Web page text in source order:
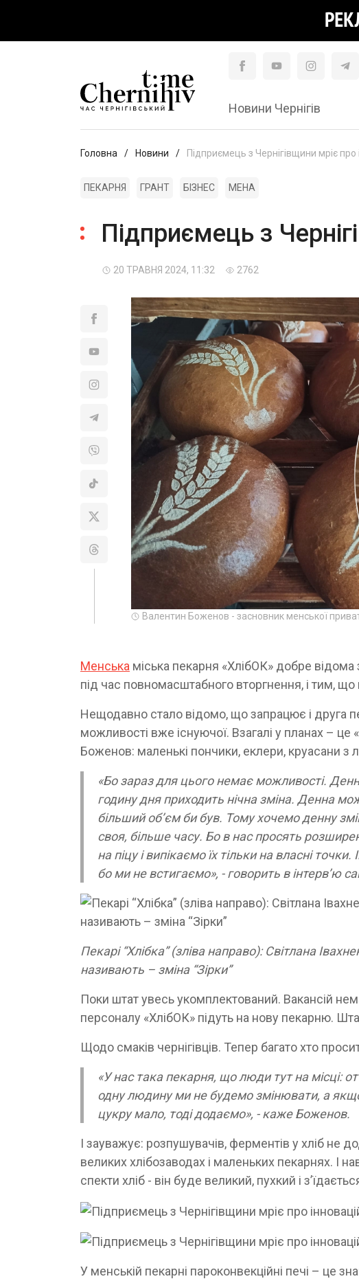
Новини Чернігів
Головна Новини Підприємець з Чернігівщини мріє про
ПЕКАРНЯ ГРАНТ БІЗНЕС МЕНА
Підприємець з
20 ТРАВНЯ 2024, 11:32 2762
Валентин Боженов - засновник менської
Менська міська пекарня «ХлібОК» добре
під час повномасштабного вторгнення, і тим,
Нещодавно стало відомо, що запрацює і друга
можливості вже існуючої. Взагалі у планах –
Боженов: маленькі пончики, еклери, круасани з
«Бо зараз для цього немає можливості.
годину дня приходить нічна зміна. Денна
більший об’єм би був. Тому хочемо денну
своя, більше часу. Бо в нас просять
на піцу і випікаємо їх тільки на власні
бо ми не встигаємо», - говорить в інтерв’ю
Пекарі “Хлібка” (зліва направо): Світлана
називають – зміна “Зірки”
Поки штат увесь укомплектований. Вакансій
персоналу «ХлібОК» підуть на нову пекарню.
Щодо смаків чернігівців. Тепер багато хто
«У нас така пекарня, що люди тут на місці:
одну людину ми не будемо змінювати, а
цукру мало, тоді додаємо», - каже Боженов.
І зауважує: розпушувачів, ферментів у хліб не
великих хлібозаводах і маленьких пекарнях. І
спекти хліб - він буде великий, пухкий і
У менській пекарні пароконвекційні печі – це